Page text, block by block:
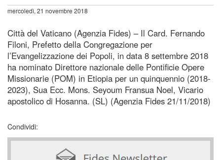
mercoledì, 21 novembre 2018
Città del Vaticano (Agenzia Fides) – Il Card. Fernando
Filoni, Prefetto della Congregazione per
l’Evangelizzazione dei Popoli, in data 8 settembre 2018
ha nominato Direttore nazionale delle Pontificie Opere
Missionarie (POM) in Etiopia per un quinquennio (2018-
2023), Sua Ecc. Mons. Seyoum Fransua Noel, Vicario
apostolico di Hosanna. (SL) (Agenzia Fides 21/11/2018)
Condividi: